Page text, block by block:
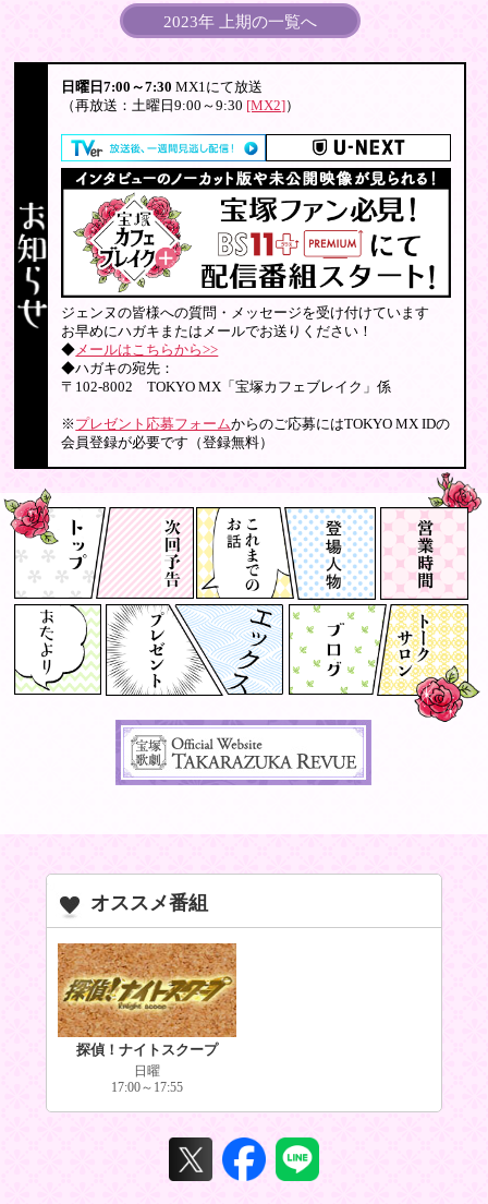
2023年 上期の一覧へ
日曜日7:00～7:30 MX1にて放送
（再放送：土曜日9:00～9:30 [MX2]）
ジェンヌの皆様への質問・メッセージを受け付けています
お早めにハガキまたはメールでお送りください！
◆メールはこちらから>>
◆ハガキの宛先：
〒102-8002 TOKYO MX「宝塚カフェブレイク」係
※ プレゼント応募フォームからのご応募にはTOKYO MX IDの
会員登録が必要です（登録無料）
オススメ番組
探偵！ナイトスクープ
日曜
17:00～17:55